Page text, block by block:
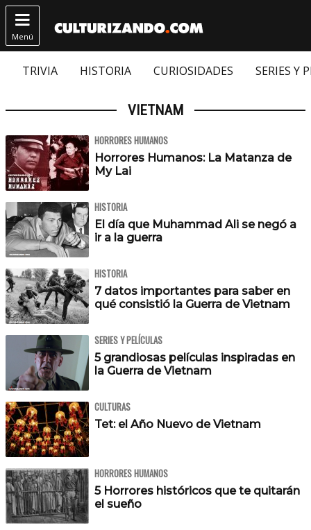

Menú
TRIVIA HISTORIA CURIOSIDADES SERIES Y
VIETNAM
HORRORES HUMANOS
Horrores Humanos: La Matanza de
My Lai
HISTORIA
El día que Muhammad Ali se negó a
ir a la guerra
HISTORIA
7 datos importantes para saber en
qué consistió la Guerra de Vietnam
SERIES Y PELÍCULAS
5 grandiosas películas inspiradas en
la Guerra de Vietnam
CULTURAS
Tet: el Año Nuevo de Vietnam
HORRORES HUMANOS
5 Horrores históricos que te quitarán
el sueño